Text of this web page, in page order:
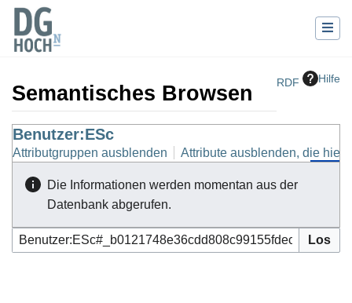
RDF Hilfe
Semantisches Browsen
Wechseln zu:Navigation
Benutzer:ESc
Attributgruppen ausblenden Attribute ausblenden, die
Die Informationen werden momentan aus der
Datenbank abgerufen.